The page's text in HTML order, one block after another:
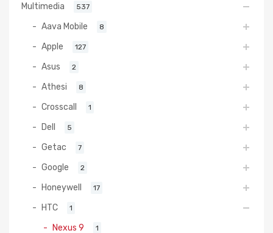
Multimedia 537
Aava Mobile 8
Apple 127
Asus 2
Athesi 8
Crosscall 1
Dell 5
Getac 7
Google 2
Honeywell 17
HTC 1
Nexus 9 1